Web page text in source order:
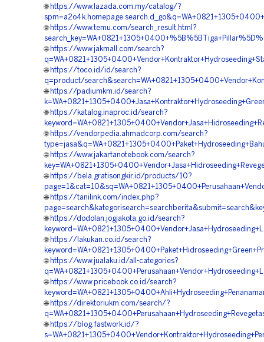
🌐 https://www.lazada.com.my/catalog/?
🌐 https://www.temu.com/search_result.html?
🌐 https://www.jakmall.com/search?
🌐 https://toco.id/id/search?
q=product/
🌐 https://padiumkm.id/search?
🌐 https://katalog.inaproc.id/search?
🌐 https://vendorpedia.ahmadcorp.com/search?
🌐 https://www.jakartanotebook.com/search?
🌐 https://bela.gratisongkir.id/products/10?
🌐 https://tanilink.com/index.php?
🌐 https://dodolan.jogjakota.go.id/search?
🌐 https://lakukan.co.id/search?
🌐 https://www.jualaku.id/all-categories?
🌐 https://www.pricebook.co.id/search?
🌐 https://direktoriukm.com/search/?
🌐 https://blog.fastwork.id/?